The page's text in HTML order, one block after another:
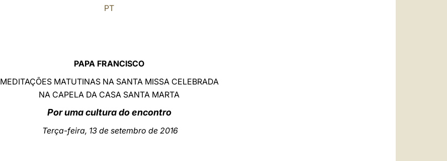
PT
PAPA FRANCISCO
MEDITAÇÕES MATUTINAS NA SANTA MISSA CELEBRADA
NA CAPELA DA CASA SANTA MARTA
Por uma cultura do encontro
Terça-feira, 13 de setembro de 2016